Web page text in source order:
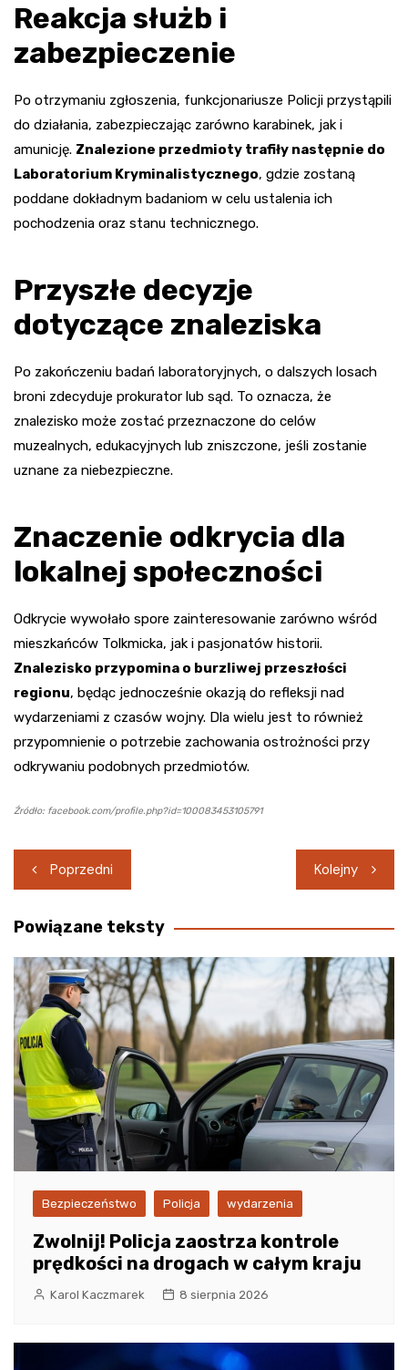
Reakcja służb i
zabezpieczenie
Po otrzymaniu zgłoszenia, funkcjonariusze Policji przystąpili
do działania, zabezpieczając zarówno karabinek, jak i
amunicję. Znalezione przedmioty trafiły następnie do
Laboratorium Kryminalistycznego, gdzie zostaną
poddane dokładnym badaniom w celu ustalenia ich
pochodzenia oraz stanu technicznego.
Przyszłe decyzje
dotyczące znaleziska
Po zakończeniu badań laboratoryjnych, o dalszych losach
broni zdecyduje prokurator lub sąd. To oznacza, że
znalezisko może zostać przeznaczone do celów
muzealnych, edukacyjnych lub zniszczone, jeśli zostanie
uznane za niebezpieczne.
Znaczenie odkrycia dla
lokalnej społeczności
Odkrycie wywołało spore zainteresowanie zarówno wśród
mieszkańców Tolkmicka, jak i pasjonatów historii.
Znalezisko przypomina o burzliwej przeszłości
regionu, będąc jednocześnie okazją do refleksji nad
wydarzeniami z czasów wojny. Dla wielu jest to również
przypomnienie o potrzebie zachowania ostrożności przy
odkrywaniu podobnych przedmiotów.
Źródło: facebook.com/profile.php?id=100083453105791
Nawigacja
wpisu
Poprzedni Kolejny
Powiązane teksty
Bezpieczeństwo Policja wydarzenia
Zwolnij! Policja zaostrza kontrole
prędkości na drogach w całym kraju
Karol Kaczmarek 8 sierpnia 2026